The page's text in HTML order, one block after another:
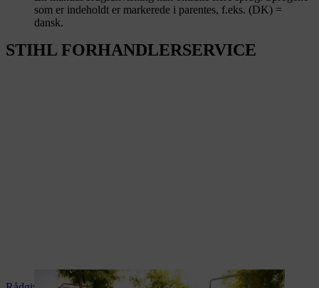
som er indeholdt er markerede i parentes, f.eks. (DK) =
dansk.
STIHL FORHANDLERSERVICE